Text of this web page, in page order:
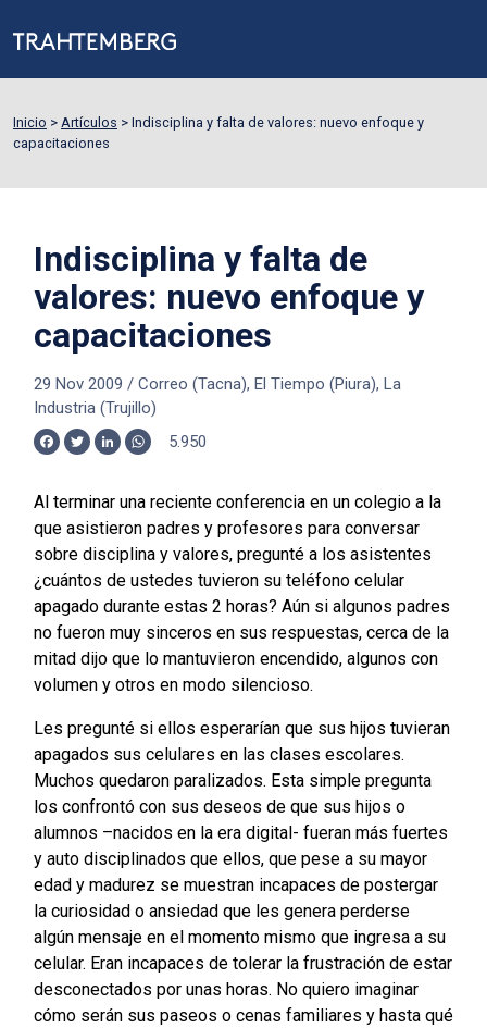
Inicio > Artículos > Indisciplina y falta de valores: nuevo enfoque y
capacitaciones
Indisciplina y falta de
valores: nuevo enfoque y
capacitaciones
29 Nov 2009 / Correo (Tacna), El Tiempo (Piura), La
Industria (Trujillo)
Facebook
TwitterLinkedInWhatsApp
5.950
Al terminar una reciente conferencia en un colegio a la
que asistieron padres y profesores para conversar
sobre disciplina y valores, pregunté a los asistentes
¿cuántos de ustedes tuvieron su teléfono celular
apagado durante estas 2 horas? Aún si algunos padres
no fueron muy sinceros en sus respuestas, cerca de la
mitad dijo que lo mantuvieron encendido, algunos con
volumen y otros en modo silencioso.
Les pregunté si ellos esperarían que sus hijos tuvieran
apagados sus celulares en las clases escolares.
Muchos quedaron paralizados. Esta simple pregunta
los confrontó con sus deseos de que sus hijos o
alumnos –nacidos en la era digital- fueran más fuertes
y auto disciplinados que ellos, que pese a su mayor
edad y madurez se muestran incapaces de postergar
la curiosidad o ansiedad que les genera perderse
algún mensaje en el momento mismo que ingresa a su
celular. Eran incapaces de tolerar la frustración de estar
desconectados por unas horas. No quiero imaginar
cómo serán sus paseos o cenas familiares y hasta qué